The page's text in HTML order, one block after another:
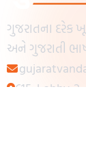
ગુજરાતના દરેક
અને ગુજરાતી
615, Lobby-